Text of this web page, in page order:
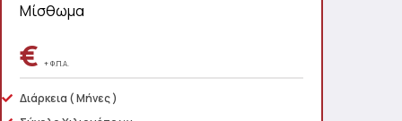
Μίσθωμα
€ + Φ.Π.Α.
Διάρκεια ( Μήνες )